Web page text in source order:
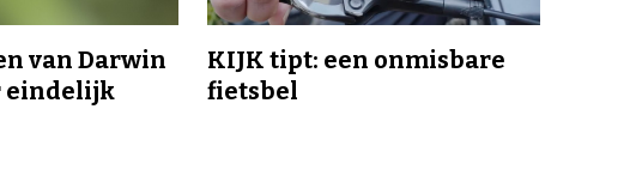
van Darwin
eindelijk
KIJK tipt: een onmisbare
fietsbel